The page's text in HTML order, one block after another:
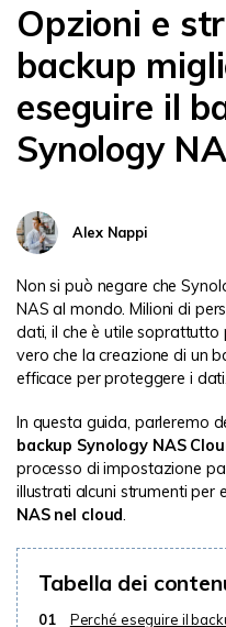
Opzioni e
backup
eseguire il
Synology
Alex Nappi
Non si può negare che
NAS al mondo. Milioni di
dati, il che è utile soprattutto
vero che la creazione di un
efficace per proteggere i dati.
In questa guida, parleremo
backup Synology NAS
processo di impostazione
illustrati alcuni strumenti per
NAS nel cloud.
Tabella dei
01 Perché eseguire il